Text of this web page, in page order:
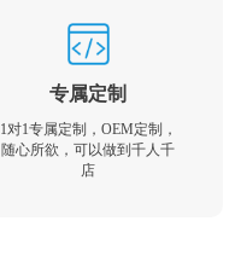
专属定制
1对1专属定制，OEM定制，
随心所欲，可以做到千人千
店